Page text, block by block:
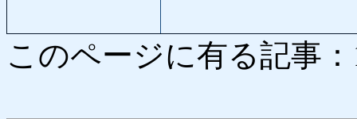
このページに有る記事